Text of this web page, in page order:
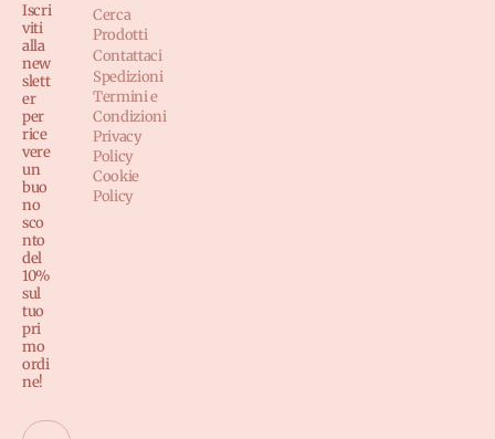
Iscri
viti
alla
new
slett
er
per
rice
vere
un
buo
no
sco
nto
del
10%
sul
tuo
pri
mo
ordi
ne!
Cerca
Prodotti
Contattaci
Spedizioni
Termini e
Condizioni
Privacy
Policy
Cookie
Policy